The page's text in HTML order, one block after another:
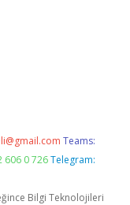
Teams:
606 0 726 Telegram:
Bilgi Teknolojileri